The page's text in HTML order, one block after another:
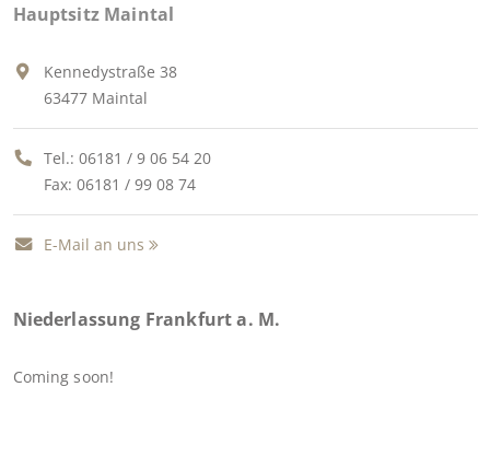
Hauptsitz Maintal
Kennedystraße 38
63477 Maintal
Tel.: 06181 / 9 06 54 20
Fax: 06181 / 99 08 74
E-Mail an uns
Niederlassung Frankfurt a. M.
Coming soon!